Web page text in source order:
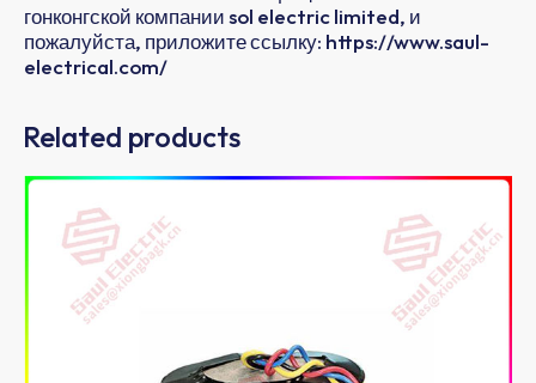
гонконгской компании sol electric limited, и
пожалуйста, приложите ссылку: https://www.saul-
electrical.com/
Related products